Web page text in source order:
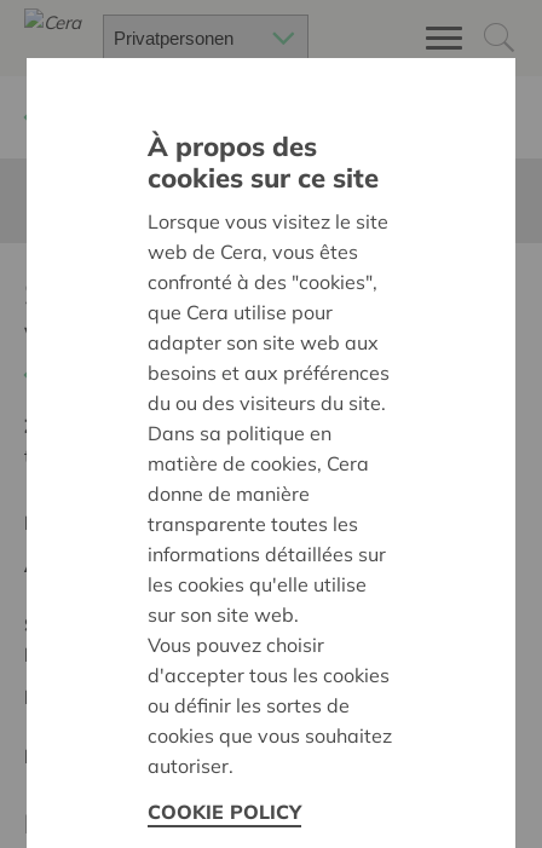
Schitteren op ons
wereldpodium
Ziel:
Des quartiers chaleureux et bienveillants pour
tous
Regionales Projekt
Anfangsdatum:05/03/2024
Stand :
In treatment
Noord-Limburg
Datum:
05/03/2024
Entscheidung: Approved
Partner
À propos des
cookies sur ce site
Lorsque vous visitez le site
web de Cera, vous êtes
confronté à des "cookies",
que Cera utilise pour
adapter son site web aux
besoins et aux préférences
du ou des visiteurs du site.
Dans sa politique en
matière de cookies, Cera
donne de manière
transparente toutes les
informations détaillées sur
les cookies qu'elle utilise
sur son site web.
Vous pouvez choisir
d'accepter tous les cookies
ou définir les sortes de
cookies que vous souhaitez
autoriser.
COOKIE POLICY